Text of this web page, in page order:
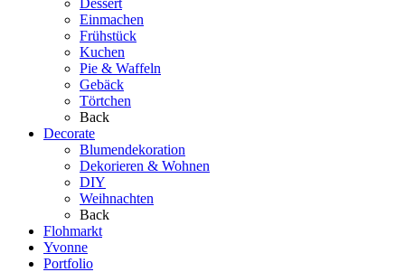
Dessert
Einmachen
Frühstück
Kuchen
Pie & Waffeln
Gebäck
Törtchen
Back
Decorate
Blumendekoration
Dekorieren & Wohnen
DIY
Weihnachten
Back
Flohmarkt
Yvonne
Portfolio